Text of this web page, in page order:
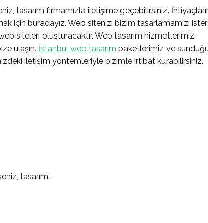
tasarım firmamızla iletişime geçebilirsiniz.
için buradayız. Web sitenizi bizim tasarlamamızı
siteleri oluşturacaktır. Web tasarım hizmetlerimiz
ulaşın. İstanbul web tasarım paketlerimiz ve
iletişim yöntemleriyle bizimle irtibat kurabilirsiniz.
tasarım…